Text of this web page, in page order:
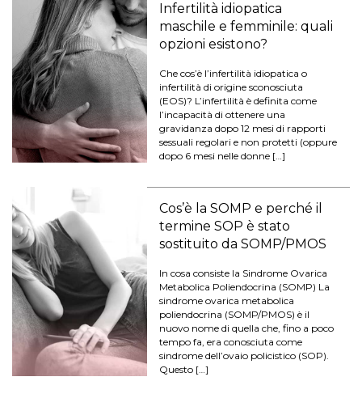
Infertilità idiopatica
maschile e femminile: quali
opzioni esistono?
Che cos’è l’infertilità idiopatica o
infertilità di origine sconosciuta
(EOS)? L’infertilità è definita come
l’incapacità di ottenere una
gravidanza dopo 12 mesi di rapporti
sessuali regolari e non protetti (oppure
dopo 6 mesi nelle donne […]
Cos’è la SOMP e perché il
termine SOP è stato
sostituito da SOMP/PMOS
In cosa consiste la Sindrome Ovarica
Metabolica Poliendocrina (SOMP) La
sindrome ovarica metabolica
poliendocrina (SOMP/PMOS) è il
nuovo nome di quella che, fino a poco
tempo fa, era conosciuta come
sindrome dell’ovaio policistico (SOP).
Questo […]